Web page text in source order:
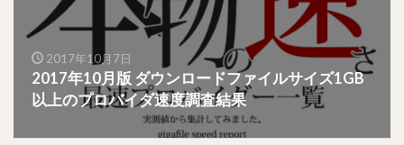
2017年10月7日
2017年10月版 ダウンロードファイルサイズ1GB
以上のプロバイダ速度調査結果